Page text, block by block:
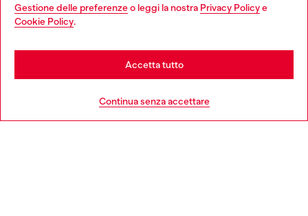
Gestione delle preferenzeo leggi la nostra Privacy Policye
Cookie Policy.
Continua senza accettare
Accetta tutto
You are currently browsing Italia website, but it seems you may
be based in United States